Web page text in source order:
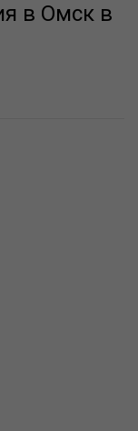
в Омск в